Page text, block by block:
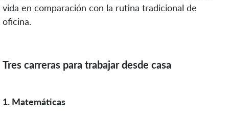
vida en comparación con la rutina tradicional de
oficina.
Tres carreras para trabajar desde casa
1. Matemáticas